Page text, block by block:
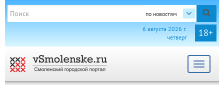
по новостям
18+
6 августа 2026 г.
четверг
Toggle